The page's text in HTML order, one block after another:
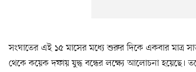
সংঘাতের এই ১৫ মাসের মধ্যে শুরুর দিকে একবার মাত্র
থেকে কয়েক দফায় যুদ্ধ বন্ধের লক্ষ্যে আলোচনা হয়েছে।